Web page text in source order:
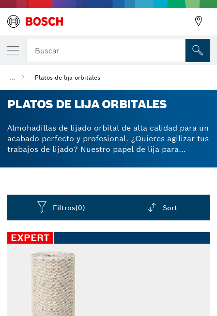
Buscar
... Platos de lija orbitales
PLATOS DE LIJA ORBITALES
Almohadillas de lijado orbital de alta calidad para un
acabado perfecto y profesional. ¿Quieres agilizar tus
trabajos de lijado? Nuestro papel de lija para
ofrecer los mejores resultados finales y eliminar al
rápida y eficiente con una mejor abrasión y una
alineación optimizada del grano. Nuestro papel para
profundos y agresivos. El diseño Surface Structure
de Bosch utiliza una distribución especial del grano
para ayudarte a lijar rápidamente. Simplemente
sujeta el papel de lija o la red de lijado y empieza a
trabajar: notarás la diferencia al instante.
Filtros(0) Sort
closed
EXPERT